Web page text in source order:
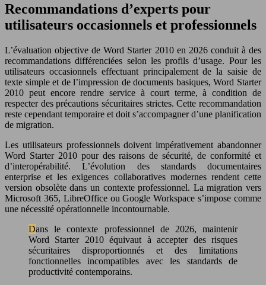
Recommandations d’experts pour
utilisateurs occasionnels et professionnels
L’évaluation objective de Word Starter 2010 en 2026 conduit à des
recommandations différenciées selon les profils d’usage. Pour les
utilisateurs occasionnels effectuant principalement de la saisie de
texte simple et de l’impression de documents basiques, Word Starter
2010 peut encore rendre service à court terme, à condition de
respecter des précautions sécuritaires strictes. Cette recommandation
reste cependant temporaire et doit s’accompagner d’une planification
de migration.
Les utilisateurs professionnels doivent impérativement abandonner
Word Starter 2010 pour des raisons de sécurité, de conformité et
d’interopérabilité. L’évolution des standards documentaires
enterprise et les exigences collaboratives modernes rendent cette
version obsolète dans un contexte professionnel. La migration vers
Microsoft 365, LibreOffice ou Google Workspace s’impose comme
une nécessité opérationnelle incontournable.
Dans le contexte professionnel de 2026, maintenir
Word Starter 2010 équivaut à accepter des risques
sécuritaires disproportionnés et des limitations
fonctionnelles incompatibles avec les standards de
productivité contemporains.